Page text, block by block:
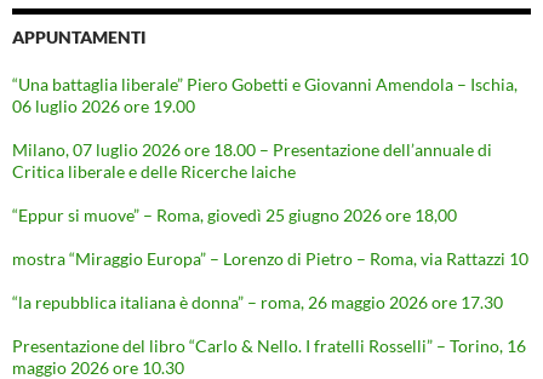
APPUNTAMENTI
“Una battaglia liberale” Piero Gobetti e Giovanni Amendola – Ischia,
06 luglio 2026 ore 19.00
Milano, 07 luglio 2026 ore 18.00 – Presentazione dell’annuale di
Critica liberale e delle Ricerche laiche
“Eppur si muove” – Roma, giovedì 25 giugno 2026 ore 18,00
mostra “Miraggio Europa” – Lorenzo di Pietro – Roma, via Rattazzi 10
“la repubblica italiana è donna” – roma, 26 maggio 2026 ore 17.30
Presentazione del libro “Carlo & Nello. I fratelli Rosselli” – Torino, 16
maggio 2026 ore 10.30